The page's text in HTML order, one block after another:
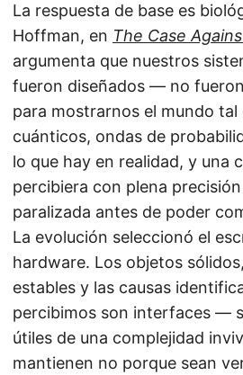
La respuesta de base es
Hoffman, en The Case
argumenta que nuestros
fueron diseñados — no fueron
para mostrarnos el mundo tal
cuánticos, ondas de
lo que hay en realidad, y una
percibiera con plena
paralizada antes de poder
La evolución seleccionó el
hardware. Los objetos
estables y las causas
percibimos son interfaces —
útiles de una complejidad
mantienen no porque sean